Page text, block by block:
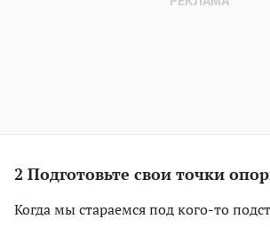
2 Подготовьте свои точки
Когда мы стараемся под кого-то